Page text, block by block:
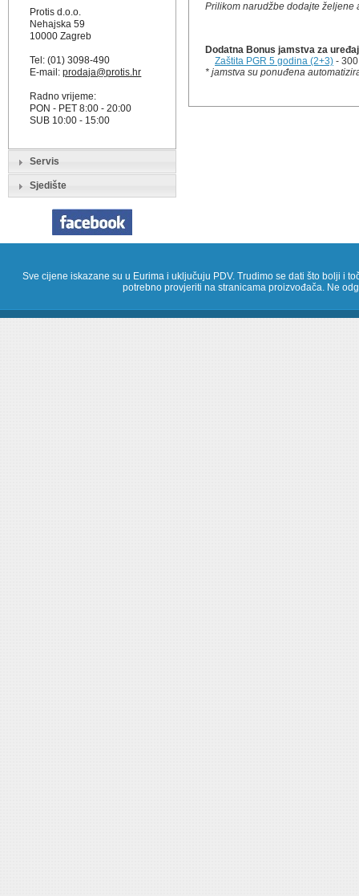
Protis d.o.o.
Nehajska 59
10000 Zagreb
Tel: (01) 3098-490
E-mail:prodaja@protis.hr
Radno vrijeme:
PON - PET 8:00 - 20:00
SUB 10:00 - 15:00
Servis
Sjedište
Prilikom narudžbe dodajte željene
Dodatna Bonus jamstva za
Zaštita PGR 5 godina (2+3) -
* jamstva su ponuđena
Sve cijene iskazane su u Eurima i uključuju PDV. Trudimo se dati što bolji i
potrebno provjeriti na stranicama proizvođača. Ne